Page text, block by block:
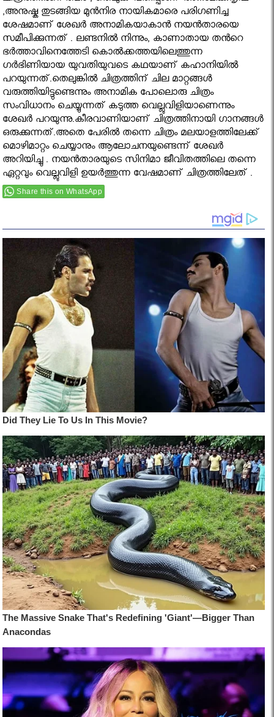
,അനുഷ്ക തുടങ്ങിയ മുന്‍നിര നായികമാരെ പരിഗണിച്ച
ശേഷമാണ് ശേഖര്‍ അനാമികയാകാന്‍ നയന്‍താരയെ
സമീപിക്കുന്നത് . ലണ്ടനില്‍ നിന്നും, കാണാതായ തൻറെ
ഭര്‍ത്താവിനെത്തേടി കൊല്‍ക്കത്തയിലെത്തുന്ന
ഗര്‍ഭിണിയായ യുവതിയുവടെ കഥയാണ് കഹാനിയിൽ
പറയുന്നത്.തെലുങ്കില്‍ ചിത്രത്തിന് ചില മാറ്റങ്ങള്‍
വരുത്തിയിട്ടുണ്ടെന്നും അനാമിക പോലൊരു ചിത്രം
സംവിധാനം ചെയ്യുന്നത് കടുത്ത വെല്ലുവിളിയാണെന്നും
ശേഖര്‍ പറയുന്നു.കീരവാണിയാണ് ചിത്രത്തിനായി ഗാനങ്ങള്‍
ഒരുക്കുന്നത്.അതെ പേരില്‍ തന്നെ ചിത്രം മലയാളത്തിലേക്ക്
മൊഴിമാറ്റം ചെയ്യാനും ആലോചനയുണ്ടെന്ന് ശേഖര്‍
അറിയിച്ചു . നയന്‍താരയുടെ സിനിമാ ജീവിതത്തിലെ തന്നെ
ഏറ്റവും വെല്ലുവിളി ഉയര്‍ത്തുന്ന വേഷമാണ് ചിത്രത്തിലേത് .
Share this on WhatsApp